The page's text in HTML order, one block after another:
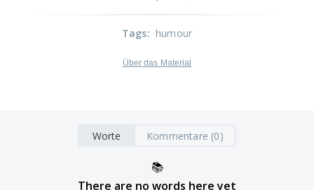
Tags: humour
Über das Material
Worte Kommentare (0)
📚
There are no words here yet